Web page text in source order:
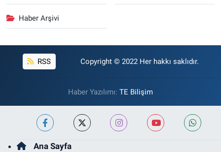
Haber Arşivi
RSS Copyright © 2022 Her hakkı saklıdır.
Haber Yazılımı: TE Bilişim
Ana Sayfa